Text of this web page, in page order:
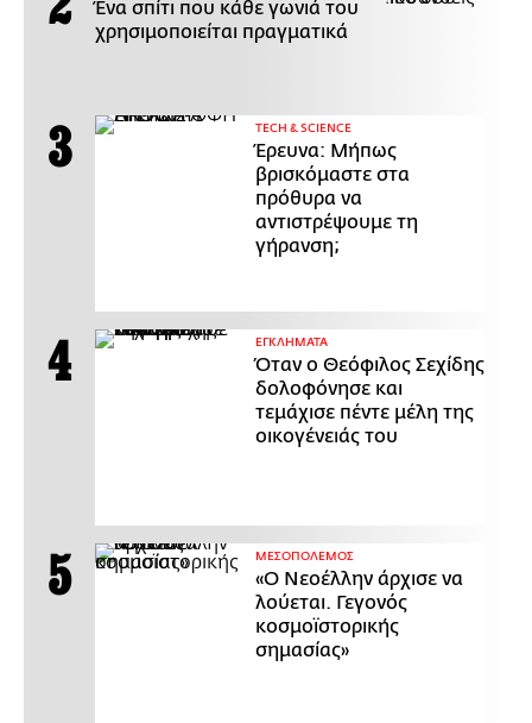
Ένα σπίτι που κάθε γωνιά του
χρησιμοποιείται πραγματικά
ΤECH & SCIENCE
Έρευνα: Μήπως
βρισκόμαστε στα
πρόθυρα να
αντιστρέψουμε τη
γήρανση;
ΕΓΚΛΗΜΑΤΑ
Όταν ο Θεόφιλος Σεχίδης
δολοφόνησε και
τεμάχισε πέντε μέλη της
οικογένειάς του
ΜΕΣΟΠΟΛΕΜΟΣ
«Ο Νεοέλλην άρχισε να
λούεται. Γεγονός
κοσμοϊστορικής
σημασίας»